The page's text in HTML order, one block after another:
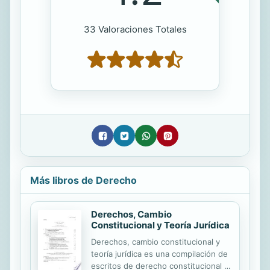
33 Valoraciones Totales
Más libros de Derecho
Derechos, Cambio
Constitucional y Teoría Jurídica
Derechos, cambio constitucional y
teoría jurídica es una compilación de
escritos de derecho constitucional y